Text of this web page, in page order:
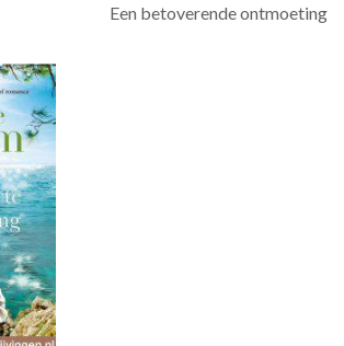
Een betoverende ontmoeting